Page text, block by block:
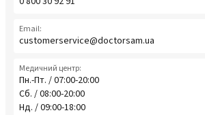
Email:
customerservice@doctorsam.ua
Медичний центр:
Пн.-Пт. / 07:00-20:00
Сб. / 08:00-20:00
Нд. / 09:00-18:00